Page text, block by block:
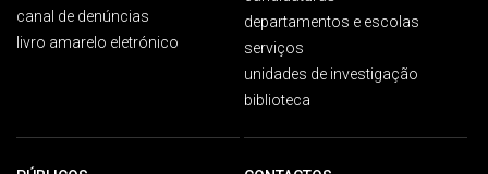
canal de denúncias
livro amarelo eletrónico
departamentos e escolas
serviços
unidades de investigação
biblioteca